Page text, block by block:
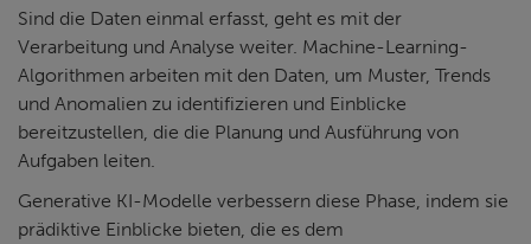
Sind die Daten einmal erfasst, geht es mit der
Verarbeitung und Analyse weiter. Machine-Learning-
Algorithmen arbeiten mit den Daten, um Muster, Trends
und Anomalien zu identifizieren und Einblicke
bereitzustellen, die die Planung und Ausführung von
Aufgaben leiten.
Generative KI-Modelle verbessern diese Phase, indem sie
prädiktive Einblicke bieten, die es dem